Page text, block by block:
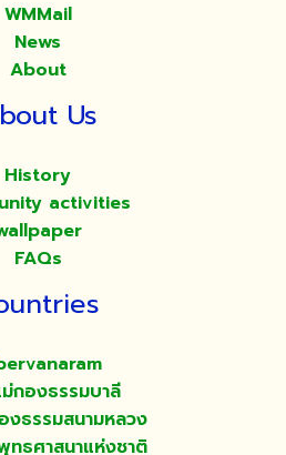
WMMail
News
About
Us
History
activities
FAQs
กองธรรมบาลี
งธรรมสนามหลวง
ทธศาสนาแห่งชาติ